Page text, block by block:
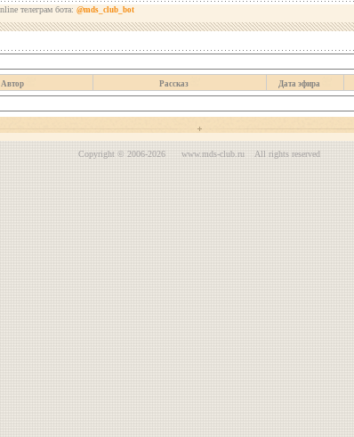
телеграм бота: @mds_club_bot
Автор Рассказ Дата эфира
Copyright © 2006-2026 www.mds-club.ru All rights reserved